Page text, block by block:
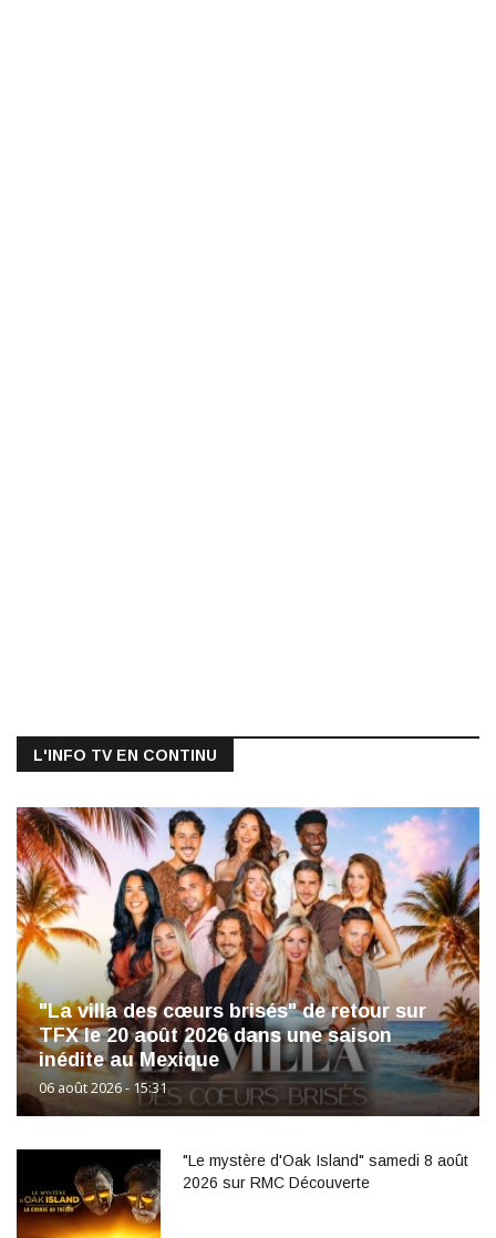
L'INFO TV EN CONTINU
"La villa des cœurs brisés" de retour sur
TFX le 20 août 2026 dans une saison
inédite au Mexique
06 août 2026 - 15:31
"Le mystère d'Oak Island" samedi 8 août
2026 sur RMC Découverte